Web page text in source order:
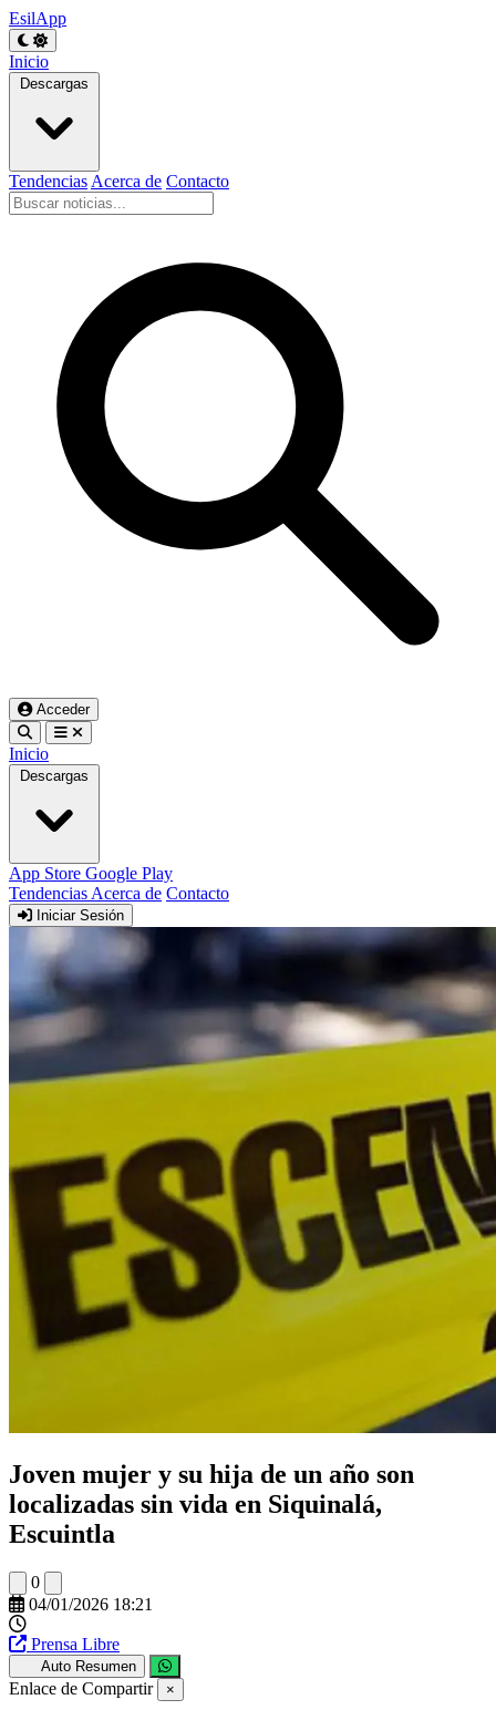
EsilApp
Inicio
Descargas
Tendencias Acerca de Contacto
Acceder
Inicio
Descargas
App Store Google Play
Tendencias Acerca de Contacto
Iniciar Sesión
Joven mujer y su hija de un año son
localizadas sin vida en Siquinalá,
Escuintla
0
04/01/2026 18:21
Prensa Libre
Auto Resumen
Enlace de Compartir ×